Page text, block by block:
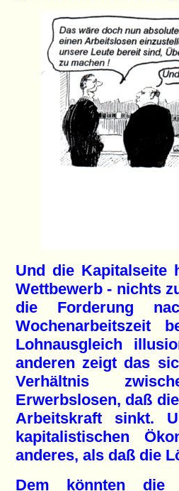
Und die Kapitalseite
Wettbewerb - nichts
die Forderung
Wochenarbeitszeit
Lohnausgleich
anderen zeigt das
Verhältnis
Erwerbslosen, daß
Arbeitskraft sinkt.
kapitalistischen
anderes, als daß die
Dem könnten die